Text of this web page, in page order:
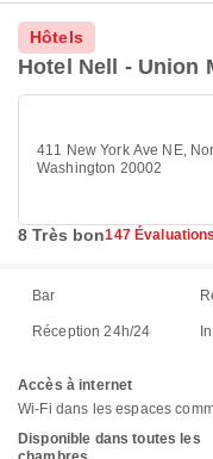
Hôtels
Hotel Nell - Union
411 New York Ave NE,
Washington 20002
8 Très bon147 Évaluations
Bar
Réception 24h/24
Accès à internet
Wi-Fi dans les espaces
Disponible dans toutes les